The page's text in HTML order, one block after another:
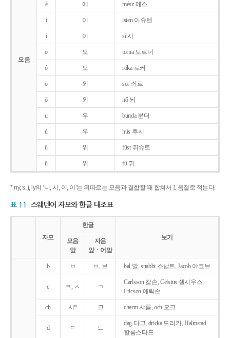
모음
é 에 mész 메스
i 이 isten 이슈텐
í 이 sí 시
o 오 torna 토르너
ó 오 róka 로커
ö 외 sör 쇠르
ő 외 nő 뇌
u 우 bunda 분더
ú 우 hús 후시
ü 위 füst 퓌슈트
ű 위 fű 퓌
* ny, s, j, ly의 ‘니, 시, 이, 이’는 뒤따르는 모음과 결합할 때 합쳐서 1 음절로 적는다.
표 11 스웨덴어 자모와 한글 대조표
자모
한글
보기
모음
앞
자음
앞ㆍ어말
b ㅂ ㅂ, 브 bal 발, snabbt 스납트, Jacob 야코브
c ㅋ, ㅅ ㄱ
Carlsson 칼손, Celsius 셀시우스,
Ericson 에릭손
ch 시* 크 charm 샤름, och 오크
d ㄷ 드
dag 다그, dricka 드리카, Halmstad
할름스타드